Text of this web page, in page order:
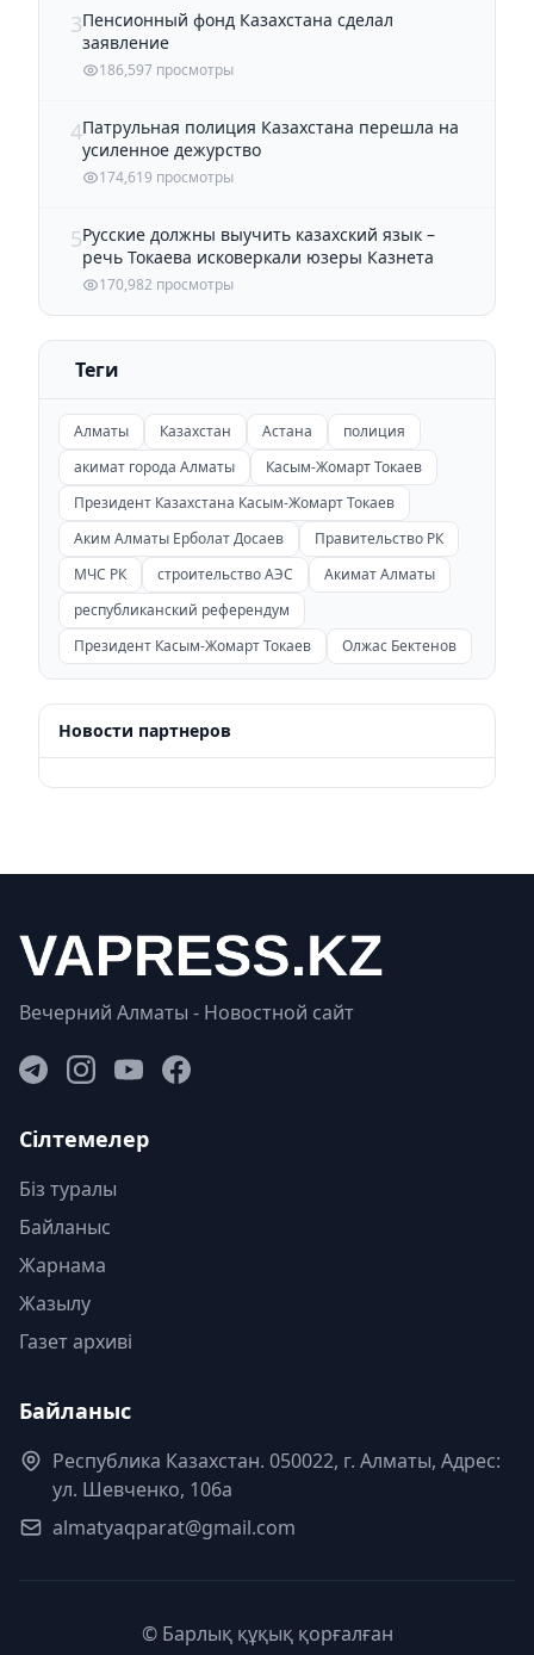
3Пенсионный фонд Казахстана сделал
заявление
186,597 просмотры
4Патрульная полиция Казахстана перешла на
усиленное дежурство
174,619 просмотры
5Русские должны выучить казахский язык –
речь Токаева исковеркали юзеры Казнета
170,982 просмотры
Теги
Алматы Казахстан Астана
полиция
акимат города Алматы
Касым-Жомарт Токаев
Президент Казахстана Касым-Жомарт Токаев
Аким Алматы Ерболат Досаев
Правительство РК
МЧС РК
строительство АЭС
Акимат Алматы
республиканский референдум
Президент Касым-Жомарт Токаев
Олжас Бектенов
Новости партнеров
Вечерний Алматы - Новостной сайт
Сілтемелер
Біз туралы
Байланыс
Жарнама
Жазылу
Газет архиві
Байланыс
Республика Казахстан. 050022, г. Алматы, Адрес:
ул. Шевченко, 106а
almatyaqparat@gmail.com
© Барлық құқық қорғалған